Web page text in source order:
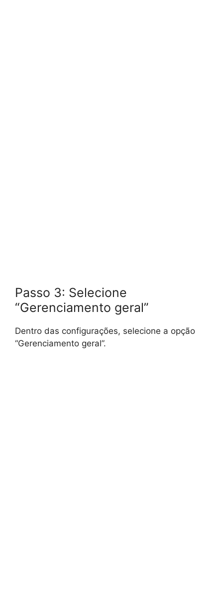
Passo 3: Selecione
“Gerenciamento geral”
Dentro das configurações, selecione a opção
“Gerenciamento geral”.